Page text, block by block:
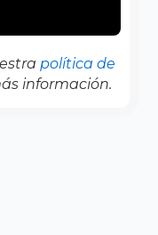
política de
información.